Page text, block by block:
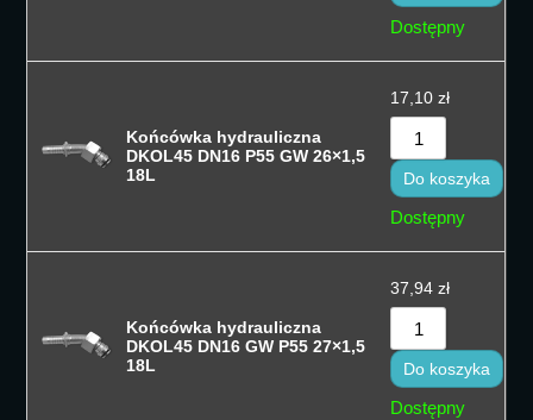
Dostępny
Końcówka hydrauliczna
DKOL45 DN16 P55 GW 26×1,5
18L
17,10 zł
Do koszyka
Dostępny
Końcówka hydrauliczna
DKOL45 DN16 GW P55 27×1,5
18L
37,94 zł
Do koszyka
Dostępny